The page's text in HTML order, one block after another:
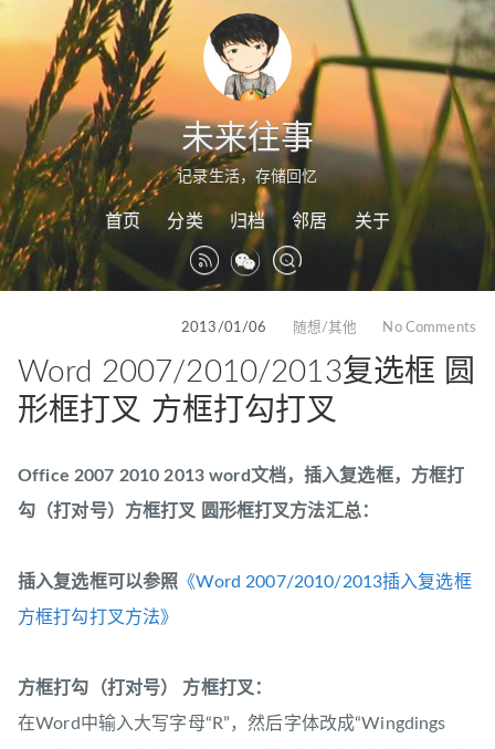
未来往事
记录生活，存储回忆
首页 分类 归档 邻居 关于
2013/01/06 随想/其他 No Comments
Word 2007/2010/2013复选框 圆
形框打叉 方框打勾打叉
Office 2007 2010 2013 word文档，插入复选框，方框打
勾（打对号）方框打叉 圆形框打叉方法汇总：
插入复选框可以参照 《Word 2007/2010/2013插入复选框
方框打勾打叉方法》
方框打勾（打对号） 方框打叉：
在Word中输入大写字母“R”，然后字体改成“Wingdings